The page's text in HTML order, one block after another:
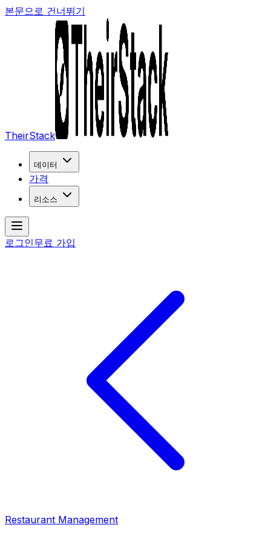
본문으로 건너뛰기
TheirStack
데이터
가격
리소스
로그인무료 가입
Restaurant Management